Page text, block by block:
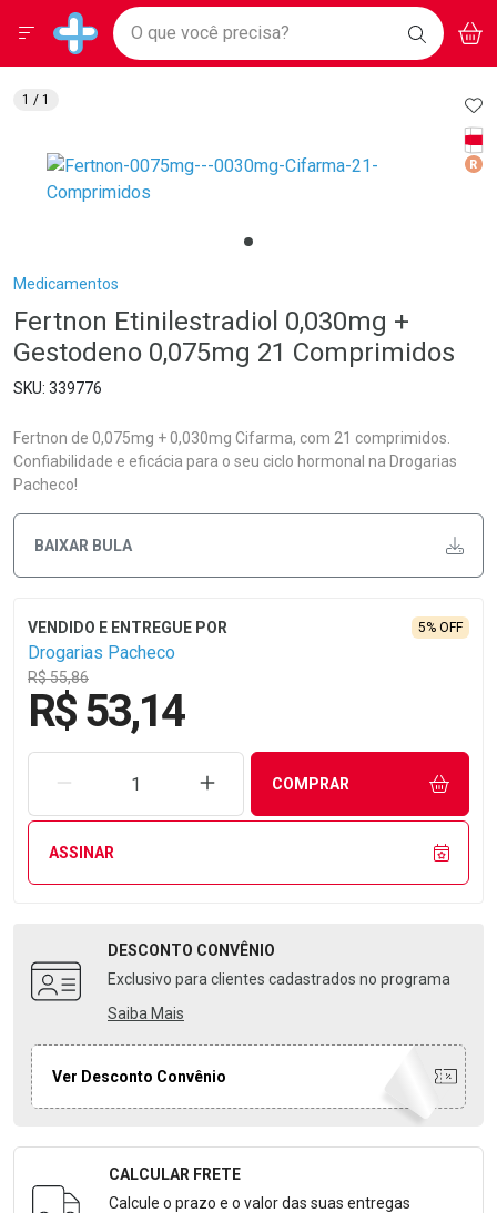
Drogarias Pacheco
Baixe nosso APP e aproveite Ofertas Exclusivas!
BAIXE
O APP
Ir direto para a home
pela página
Ir direto para o conteúdo
Ir direto para a busca
Ir direto para a conta
Ir direto para a notificações
Ir direto para o carrinho
Ir direto para o menu
Faça a sua busca
O que você precisa? BUSCAR
Menu
Breadcrumb
Medicamentos
Fertnon Etinilestradiol 0,030mg +
Gestodeno 0,075mg 21 Comprimidos
339776
Fertnon de 0,075mg + 0,030mg Cifarma, com 21 comprimidos.
Confiabilidade e eficácia para o seu ciclo hormonal na Drogarias
Pacheco!
BAIXAR BULA
Drogarias Pacheco
R$ 55,86
5% OFF
R$ 53,14
REMOVER UMA UNIDADEAUMENTAR UMA UNIDADE
COMPRAR
ASSINAR
DESCONTO CONVÊNIO
Exclusivo para clientes cadastrados no programa
Saiba Mais
Ver Desconto Convênio
Formulário para Calcular o Frete
CALCULAR FRETE
Calcule o prazo e o valor das suas entregas
1 / 1